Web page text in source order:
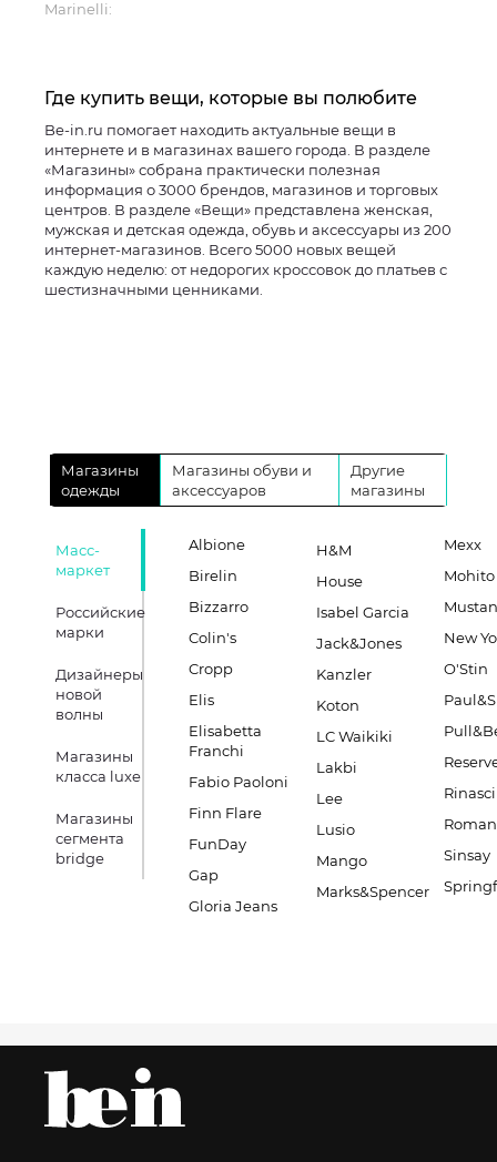
Marinelli:
Где купить вещи, которые вы полюбите
Be-in.ru помогает находить актуальные вещи в
интернете и в магазинах вашего города. В разделе
«Магазины» собрана практически полезная
информация о 3000 брендов, магазинов и торговых
центров. В разделе «Вещи» представлена женская,
мужская и детская одежда, обувь и аксессуары из 200
интернет-магазинов. Всего 5000 новых вещей
каждую неделю: от недорогих кроссовок до платьев с
шестизначными ценниками.
Магазины
одежды
Магазины обуви и
аксессуаров
Другие
магазины
Масс-
маркет
Российские
марки
Дизайнеры
новой
волны
Магазины
класса luxe
Магазины
сегмента
bridge
Albione
Birelin
Bizzarro
Colin's
Cropp
Elis
Elisabetta
Franchi
Fabio Paoloni
Finn Flare
FunDay
Gap
Gloria Jeans
H&M
House
Isabel Garcia
Jack&Jones
Kanzler
Koton
LC Waikiki
Lakbi
Lee
Lusio
Mango
Marks&Spencer
Mexx
Mohito
New
O'Stin
Sinsay